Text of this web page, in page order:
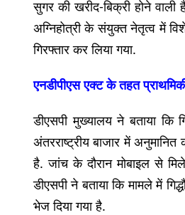
सुगर की खरीद-बिक्री होने वाली
अग्निहोत्री के संयुक्त नेतृत्व में
गिरफ्तार कर लिया गया.
एनडीपीएस एक्ट के तहत
डीएसपी मुख्यालय ने बताया
अंतरराष्ट्रीय बाजार में
है. जांच के दौरान मोबाइल से
डीएसपी ने बताया कि मामले में
भेज दिया गया है.